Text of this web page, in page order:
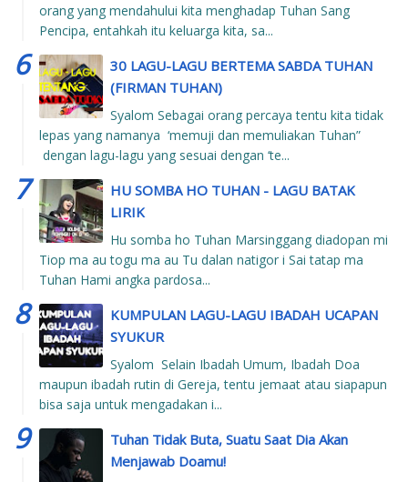
orang yang mendahului kita menghadap Tuhan Sang
Pencipa, entahkah itu keluarga kita, sa...
30 LAGU-LAGU BERTEMA SABDA TUHAN
(FIRMAN TUHAN)
Syalom Sebagai orang percaya tentu kita tidak
lepas yang namanya ‘memuji dan memuliakan Tuhan”
dengan lagu-lagu yang sesuai dengan ‘te...
HU SOMBA HO TUHAN - LAGU BATAK
LIRIK
Hu somba ho Tuhan Marsinggang diadopan mi
Tiop ma au togu ma au Tu dalan natigor i Sai tatap ma
Tuhan Hami angka pardosa...
KUMPULAN LAGU-LAGU IBADAH UCAPAN
SYUKUR
Syalom Selain Ibadah Umum, Ibadah Doa
maupun ibadah rutin di Gereja, tentu jemaat atau siapapun
bisa saja untuk mengadakan i...
Tuhan Tidak Buta, Suatu Saat Dia Akan
Menjawab Doamu!